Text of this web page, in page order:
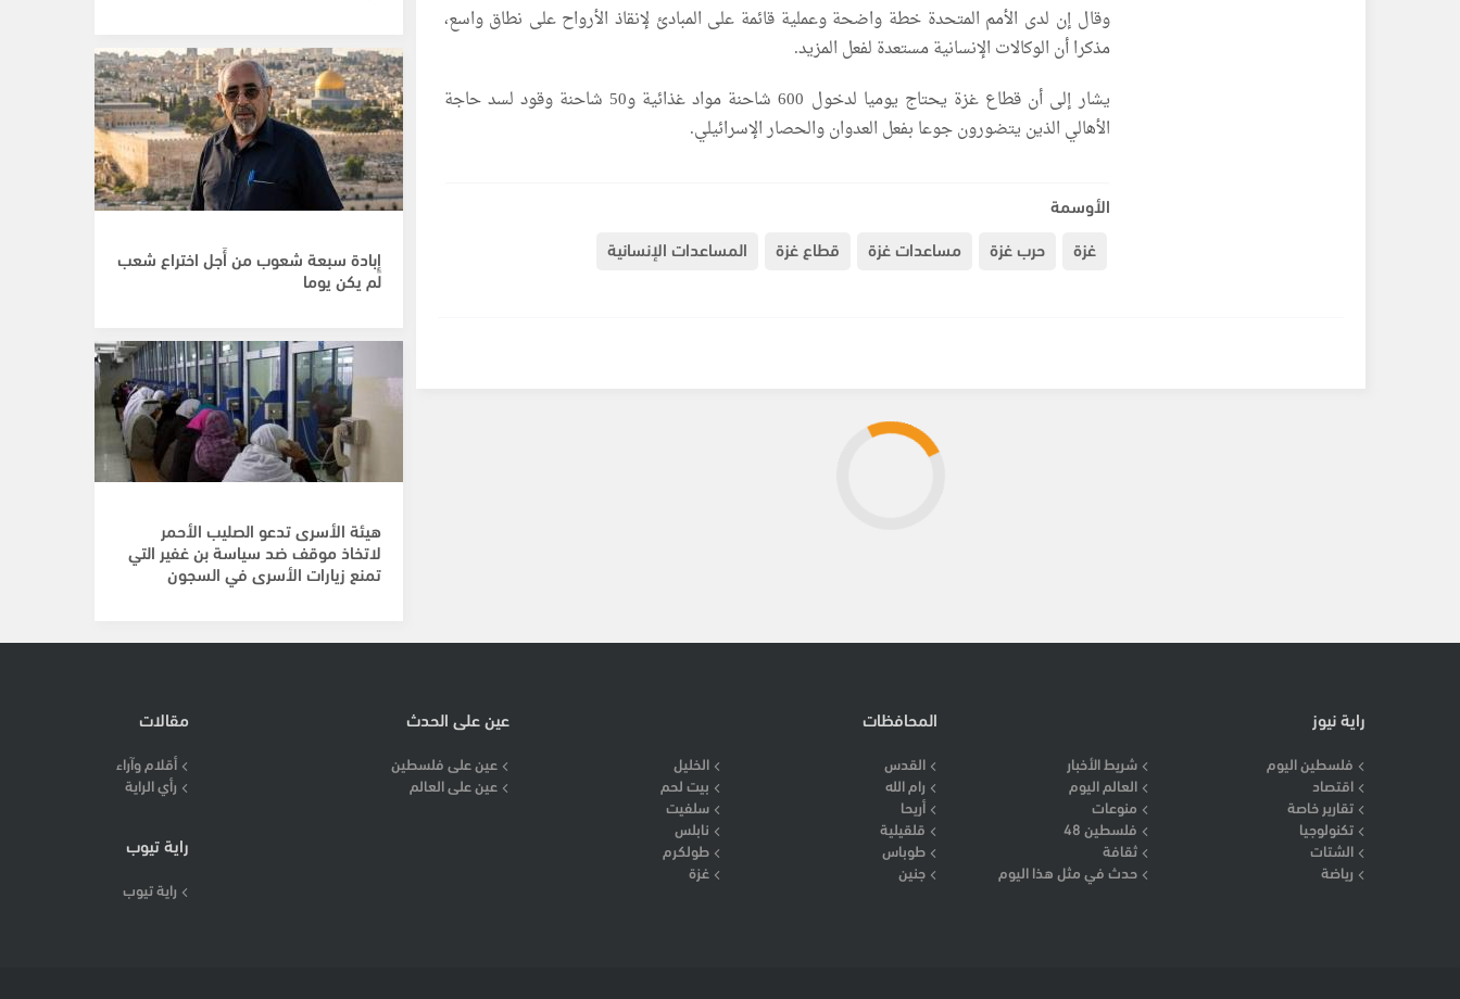
وقال إن لدى الأمم المتحدة خطة واضحة وعملية قائمة على المبادئ لإنقاذ الأرواح على نطاق واسع،
مذكرا أن الوكالات الإنسانية مستعدة لفعل المزيد.
يشار إلى أن قطاع غزة يحتاج يوميا لدخول 600 شاحنة مواد غذائية و50 شاحنة وقود لسد حاجة
الأهالي الذين يتضورون جوعا بفعل العدوان والحصار الإسرائيلي.
الأوسمة
غزة
حرب غزة مساعدات غزة قطاع غزة المساعدات الإنسانية
إِبادة سبعة شعوب من أَجل اختراع شعب
لم يكن يوما
هيئة الأسرى تدعو الصليب الأحمر
لاتخاذ موقف ضد سياسة بن غفير التي
تمنع زيارات الأسرى في السجون
راية نيوز
فلسطين اليوم
شريط الأخبار
اقتصاد
العالم اليوم
تقارير خاصة
منوعات
تكنولوجيا
فلسطين 48
الشتات
ثقافة
رياضة
حدث في مثل هذا اليوم
المحافظات
القدس
الخليل
رام الله
بيت لحم
أريحا
سلفيت
قلقيلية
نابلس
طوباس
طولكرم
جنين
غزة
عين على الحدث
عين على فلسطين
عين على العالم
مقالات
أقلام وآراء
رأي الراية
راية تيوب
راية تيوب